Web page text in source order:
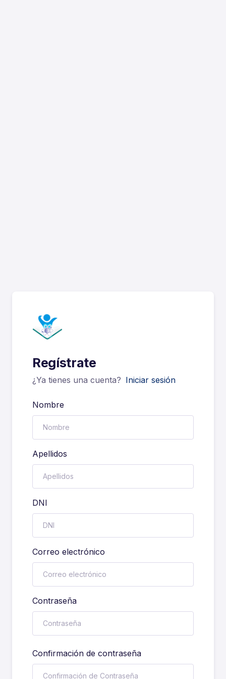
Regístrate
¿Ya tienes una cuenta? Iniciar sesión
Nombre
Apellidos
DNI
Correo electrónico
Contraseña
Confirmación de contraseña